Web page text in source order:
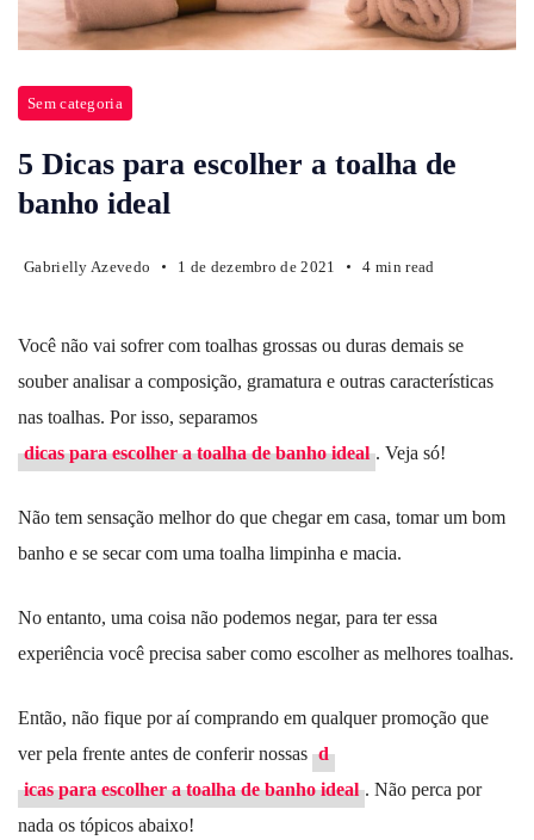
Sem categoria
5 Dicas para escolher a toalha de
banho ideal
Gabrielly Azevedo 1 de dezembro de 2021 4 min read
Você não vai sofrer com toalhas grossas ou duras demais se
souber analisar a composição, gramatura e outras características
nas toalhas. Por isso, separamos
dicas para escolher a toalha de banho ideal . Veja só!
Não tem sensação melhor do que chegar em casa, tomar um bom
banho e se secar com uma toalha limpinha e macia.
No entanto, uma coisa não podemos negar, para ter essa
experiência você precisa saber como escolher as melhores toalhas.
Então, não fique por aí comprando em qualquer promoção que
ver pela frente antes de conferir nossas d
icas para escolher a toalha de banho ideal . Não perca por
nada os tópicos abaixo!